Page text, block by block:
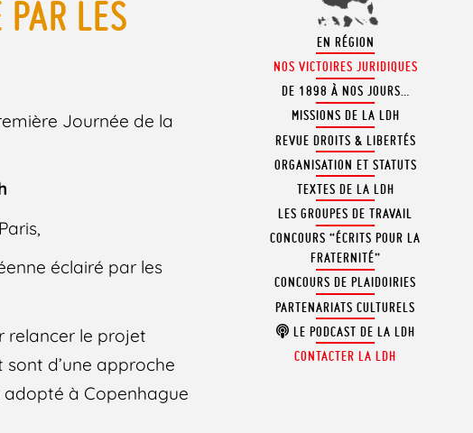
PAR LES
Journée de la
éclairé par les
relancer le projet
d’une approche
adopté à Copenhague
EN RÉGION
NOS VICTOIRES JURIDIQUES
DE 1898 À NOS JOURS…
MISSIONS DE LA LDH
REVUE DROITS & LIBERTÉS
ORGANISATION ET STATUTS
TEXTES DE LA LDH
LES GROUPES DE TRAVAIL
CONCOURS “ÉCRITS POUR LA
FRATERNITÉ”
CONCOURS DE PLAIDOIRIES
PARTENARIATS CULTURELS
LE PODCAST DE LA LDH
CONTACTER LA LDH